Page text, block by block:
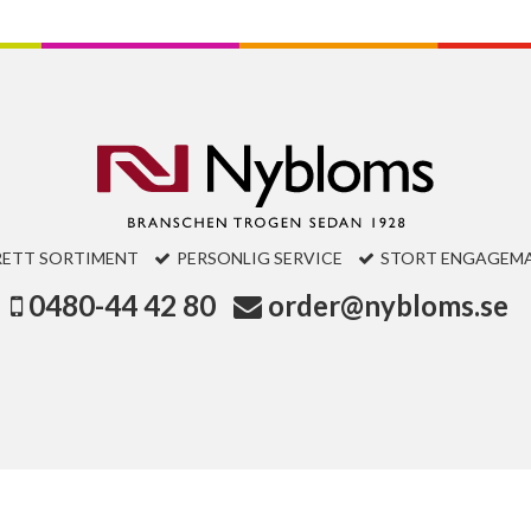
SORTIMENT PERSONLIG SERVICE STORT
0480-44 42 80 order@nybloms.se